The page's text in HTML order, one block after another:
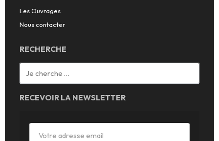
Les Ouvrages
Nous contacter
RECHERCHE
RECEVOIR LA NEWSLETTER